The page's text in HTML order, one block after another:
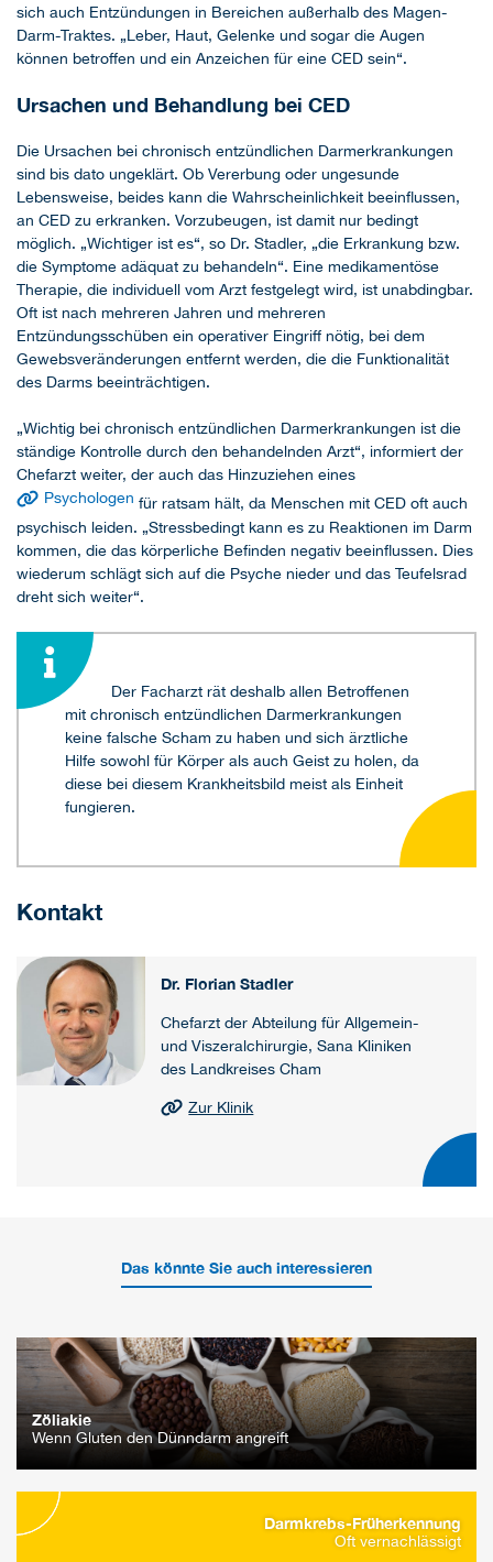
sich auch Entzündungen in Bereichen außerhalb des Magen-
Darm-Traktes. „Leber, Haut, Gelenke und sogar die Augen
können betroffen und ein Anzeichen für eine CED sein“.
Ursachen und Behandlung bei CED
Die Ursachen bei chronisch entzündlichen Darmerkrankungen
sind bis dato ungeklärt. Ob Vererbung oder ungesunde
Lebensweise, beides kann die Wahrscheinlichkeit beeinflussen,
an CED zu erkranken. Vorzubeugen, ist damit nur bedingt
möglich. „Wichtiger ist es“, so Dr. Stadler, „die Erkrankung bzw.
die Symptome adäquat zu behandeln“. Eine medikamentöse
Therapie, die individuell vom Arzt festgelegt wird, ist unabdingbar.
Oft ist nach mehreren Jahren und mehreren
Entzündungsschüben ein operativer Eingriff nötig, bei dem
Gewebsveränderungen entfernt werden, die die Funktionalität
des Darms beeinträchtigen.
„Wichtig bei chronisch entzündlichen Darmerkrankungen ist die
ständige Kontrolle durch den behandelnden Arzt“, informiert der
Chefarzt weiter, der auch das Hinzuziehen eines
Psychologen für ratsam hält, da Menschen mit CED oft auch
psychisch leiden. „Stressbedingt kann es zu Reaktionen im Darm
kommen, die das körperliche Befinden negativ beeinflussen. Dies
wiederum schlägt sich auf die Psyche nieder und das Teufelsrad
dreht sich weiter“.
Der Facharzt rät deshalb allen Betroffenen
mit chronisch entzündlichen Darmerkrankungen
keine falsche Scham zu haben und sich ärztliche
Hilfe sowohl für Körper als auch Geist zu holen, da
diese bei diesem Krankheitsbild meist als Einheit
fungieren.
Kontakt
Dr. Florian Stadler
Chefarzt der Abteilung für Allgemein-
und Viszeralchirurgie, Sana Kliniken
des Landkreises Cham
Zur Klinik
Das könnte Sie auch interessieren
Zöliakie
Wenn Gluten den Dünndarm angreift
Darmkrebs-Früherkennung
Oft vernachlässigt